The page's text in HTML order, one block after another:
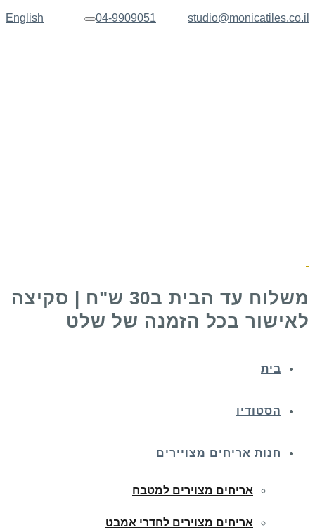
English studio@monicatiles.co.il
04-9909051 תפריט
משלוח עד הבית ב30 ש"ח | סקיצה
לאישור בכל הזמנה של שלט
בית
הסטודיו
חנות אריחים מצויירים
אריחים מצוירים למטבח
אריחים מצוירים לחדרי אמבט